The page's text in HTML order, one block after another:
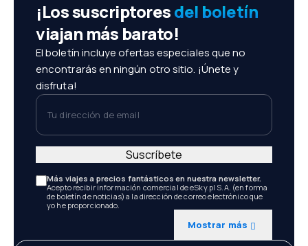
¡Los suscriptoresdel boletín
viajan más barato!
El boletín incluye ofertas especiales que no
encontrarás en ningún otro sitio. ¡Únete y
disfruta!
Tu dirección de email
Más viajes a precios fantásticos en nuestra newsletter.
Acepto recibir información comercial de eSky.pl S.A. (en forma
de boletín de noticias) a la dirección de correo electrónico que
yo he proporcionado.
Mostrar más
Suscríbete